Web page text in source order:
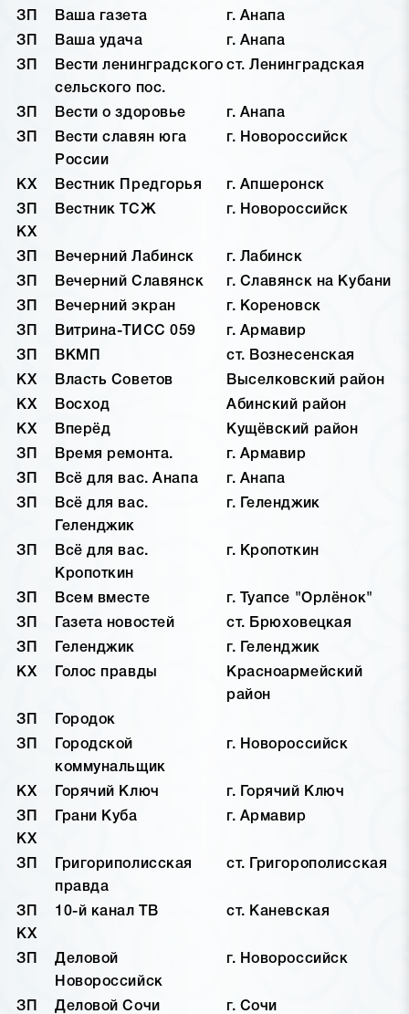
ЗП
Ваша газета
г. Анапа
ЗП
Ваша удача
г. Анапа
ЗП
Вести ленинградского
сельского пос.
ст. Ленинградская
ЗП Вести о здоровье
г. Анапа
ЗП
Вести славян юга
России
г. Новороссийск
КХ Вестник Предгорья
г. Апшеронск
ЗП
КХ
Вестник ТСЖ г. Новороссийск
ЗП Вечерний Лабинск
г. Лабинск
ЗП
Вечерний Славянск
г. Славянск на Кубани
ЗП
Вечерний экран
г. Кореновск
ЗП
Витрина-ТИСС 059
г. Армавир
ЗП
ВКМП
ст. Вознесенская
КХ
Власть Советов
Выселковский район
КХ
Восход
Абинский район
КХ
Вперёд
Кущёвский район
ЗП
Время ремонта.
г. Армавир
ЗП
Всё для вас. Анапа
г. Анапа
ЗП
Всё для вас.
Геленджик
г. Геленджик
ЗП
Всё для вас.
Кропоткин
г. Кропоткин
ЗП Всем вместе
г. Туапсе "Орлёнок"
ЗП
Газета новостей
ст. Брюховецкая
ЗП
Геленджик
г. Геленджик
КХ
Голос правды
Красноармейский
район
ЗП
Городок
ЗП
Городской
коммунальщик
г. Новороссийск
КХ Горячий Ключ
г. Горячий Ключ
ЗП
КХ
Грани Куба г. Армавир
ЗП
Григориполисская
правда
ст. Григорополисская
ЗП
КХ
10-й канал ТВ ст. Каневская
ЗП
Деловой
Новороссийск
г. Новороссийск
ЗП Деловой Сочи г. Сочи